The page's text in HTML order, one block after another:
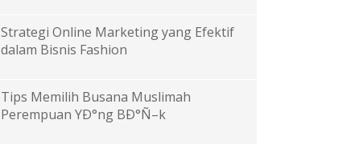
Strategi Online Marketing yang Efektif
dalam Bisnis Fashion
Tips Memilih Busana Muslimah
Perempuan YÐ°ng BÐ°Ñ–k